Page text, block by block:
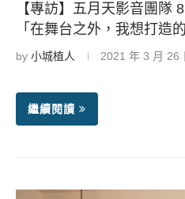
【專訪】五月天影音團隊
「在舞台之外，我想打造
by 小城植人 2021 年 3 月 26
繼續閱讀